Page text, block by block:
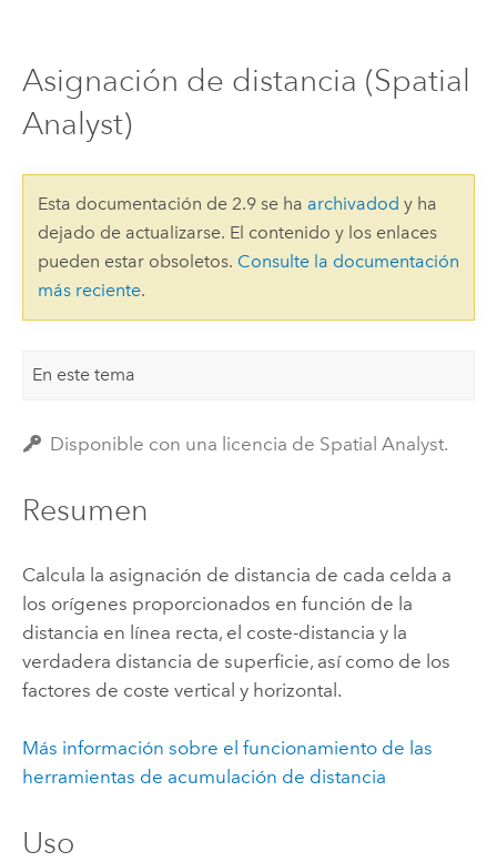
Asignación de distancia (Spatial
Analyst)
Esta documentación de 2.9 se ha archivadod y ha
dejado de actualizarse. El contenido y los enlaces
pueden estar obsoletos. Consulte la documentación
más reciente.
En este tema
Disponible con una licencia de Spatial Analyst.
Resumen
Calcula la asignación de distancia de cada celda a
los orígenes proporcionados en función de la
distancia en línea recta, el coste-distancia y la
verdadera distancia de superficie, así como de los
factores de coste vertical y horizontal.
Más información sobre el funcionamiento de las
herramientas de acumulación de distancia
Uso